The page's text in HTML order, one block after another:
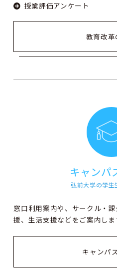
授業評価アンケート
教育改革
キャンパ
弘前大学の学生
窓口利用案内や、サークル・
援、生活支援などをご案内しま
キャンパ